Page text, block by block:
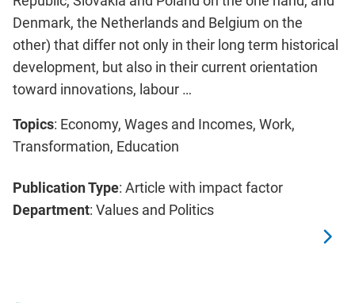
Denmark, the Netherlands and Belgium on the
other) that differ not only in their long term historical
development, but also in their current orientation
toward innovations, labour …
Topics: Economy, Wages and Incomes, Work,
Transformation, Education
Publication Type: Article with impact factor
Department: Values and Politics